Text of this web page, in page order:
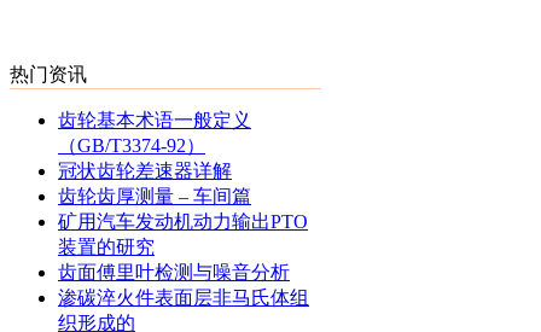
热门资讯
齿轮基本术语一般定义
（GB/T3374-92）
冠状齿轮差速器详解
齿轮齿厚测量 – 车间篇
矿用汽车发动机动力输出PTO
装置的研究
齿面傅里叶检测与噪音分析
渗碳淬火件表面层非马氏体组
织形成的